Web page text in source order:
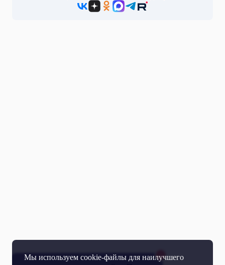
Мы используем cookie-файлы для наилучшего